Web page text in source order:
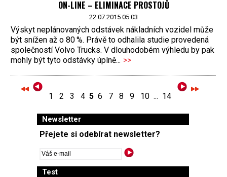
ON-LINE – ELIMINACE PROSTOJŮ
22.07.2015 05:03
Výskyt neplánovaných odstávek nákladních vozidel může
být snížen až o 80 %. Právě to odhalila studie provedená
společností Volvo Trucks. V dlouhodobém výhledu by pak
mohly být tyto odstávky úplně... >>
1 2 3 4 5 6 7 8 9 10 ... 14
Newsletter
Přejete si odebírat newsletter?
Test